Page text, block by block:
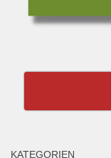
KATEGORIEN